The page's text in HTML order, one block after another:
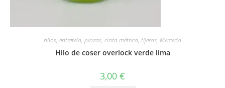
hilos, entretela, pinzas, cinta métrica, tijeras, Mercería
Hilo de coser overlock verde lima
3,00 €